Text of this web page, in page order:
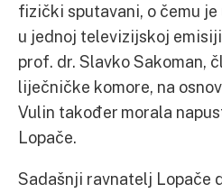
fizički sputavani, o čemu
u jednoj televizijskoj
prof. dr. Slavko Sakoman,
liječničke komore, na
Vulin također morala
Lopače.
Sadašnji ravnatelj Lopače